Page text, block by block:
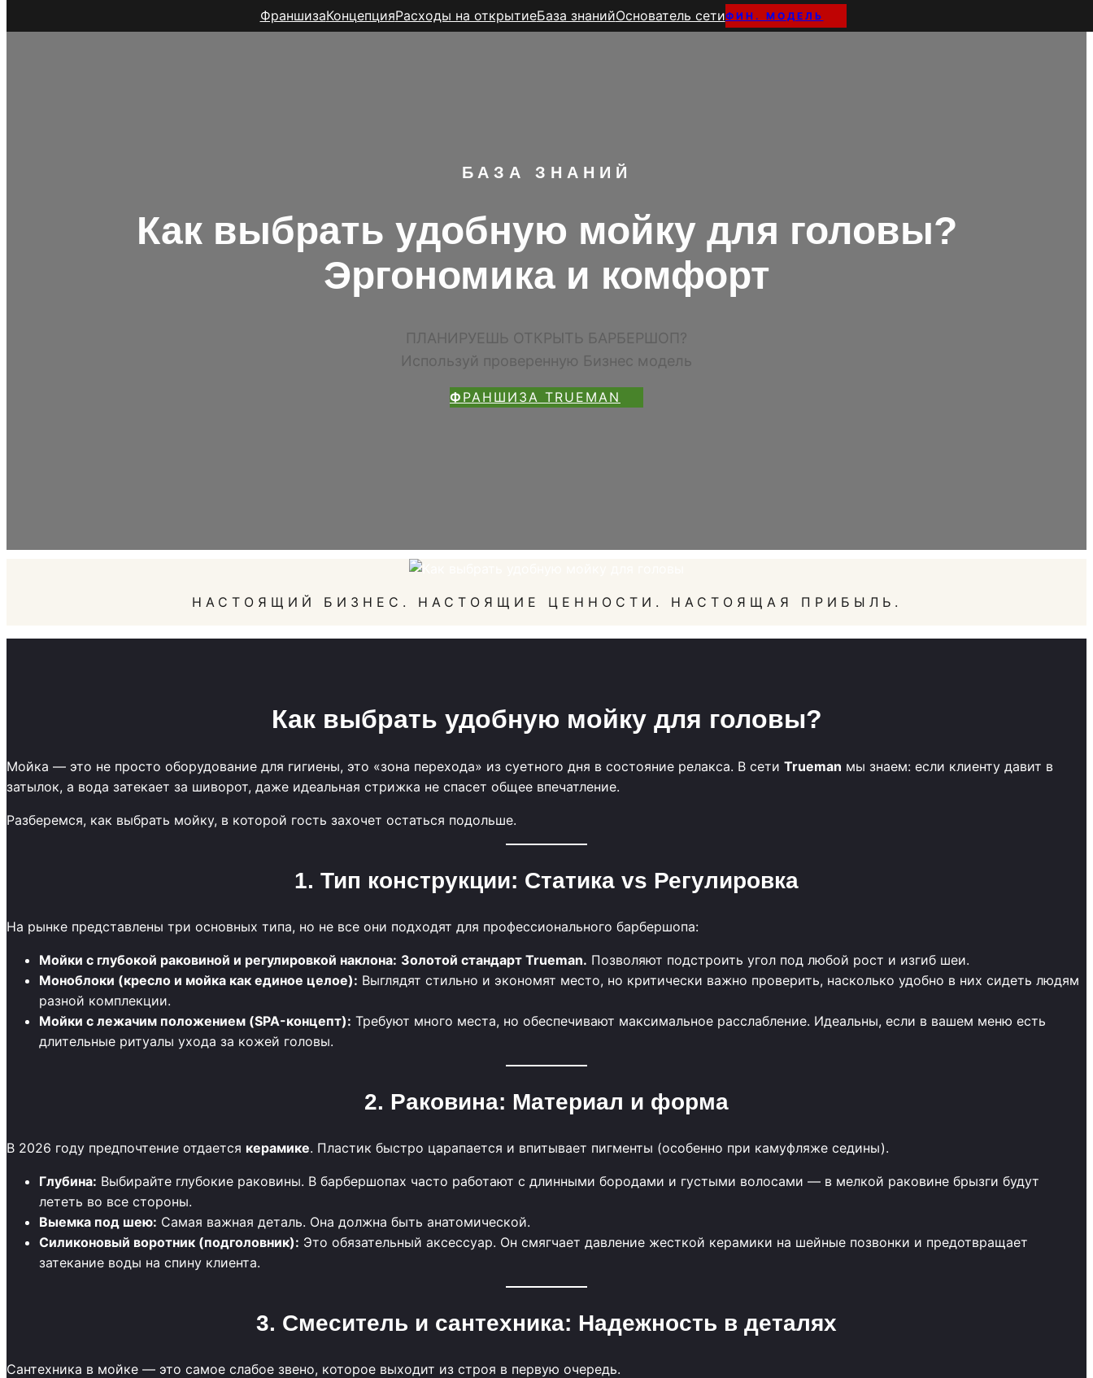
ФраншизаКонцепцияРасходы на открытиеБаза знанийОснователь сетиФИН. МОДЕЛЬ
БАЗА ЗНАНИЙ
Как выбрать удобную мойку для головы?
Эргономика и комфорт
ПЛАНИРУЕШЬ ОТКРЫТЬ БАРБЕРШОП?
Используй проверенную Бизнес модель
Ф РАНШИЗА TRUEMAN
НАСТОЯЩИЙ БИЗНЕС. НАСТОЯЩИЕ ЦЕННОСТИ. НАСТОЯЩАЯ ПРИБЫЛЬ.
Как выбрать удобную мойку для головы?
Мойка — это не просто оборудование для гигиены, это «зона перехода» из суетного дня в состояние релакса. В сети Trueman мы знаем: если клиенту давит в
затылок, а вода затекает за шиворот, даже идеальная стрижка не спасет общее впечатление.
Разберемся, как выбрать мойку, в которой гость захочет остаться подольше.
1. Тип конструкции: Статика vs Регулировка
На рынке представлены три основных типа, но не все они подходят для профессионального барбершопа:
Мойки с глубокой раковиной и регулировкой наклона: Золотой стандарт Trueman. Позволяют подстроить угол под любой рост и изгиб шеи.
Моноблоки (кресло и мойка как единое целое): Выглядят стильно и экономят место, но критически важно проверить, насколько удобно в них сидеть людям
разной комплекции.
Мойки с лежачим положением (SPA-концепт): Требуют много места, но обеспечивают максимальное расслабление. Идеальны, если в вашем меню есть
длительные ритуалы ухода за кожей головы.
2. Раковина: Материал и форма
В 2026 году предпочтение отдается керамике. Пластик быстро царапается и впитывает пигменты (особенно при камуфляже седины).
Глубина: Выбирайте глубокие раковины. В барбершопах часто работают с длинными бородами и густыми волосами — в мелкой раковине брызги будут
лететь во все стороны.
Выемка под шею: Самая важная деталь. Она должна быть анатомической.
Силиконовый воротник (подголовник): Это обязательный аксессуар. Он смягчает давление жесткой керамики на шейные позвонки и предотвращает
затекание воды на спину клиента.
3. Смеситель и сантехника: Надежность в деталях
Сантехника в мойке — это самое слабое звено, которое выходит из строя в первую очередь.